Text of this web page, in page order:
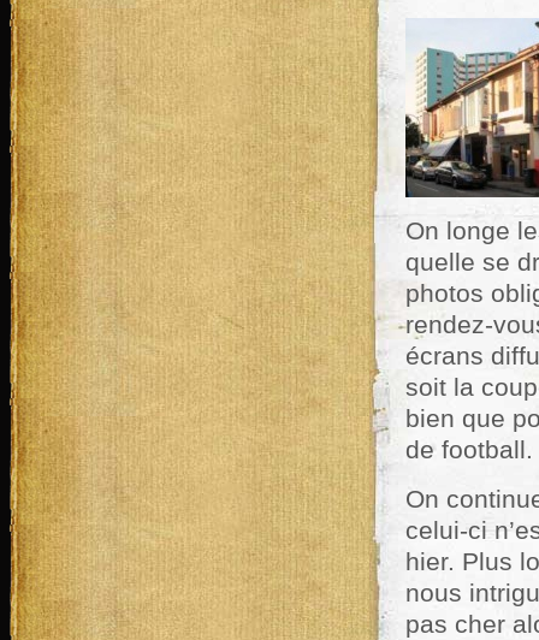
On longe
quelle se
photos
rendez-
écrans
soit la
bien que
de football.
On
celui-ci
hier. Plus
nous
pas cher